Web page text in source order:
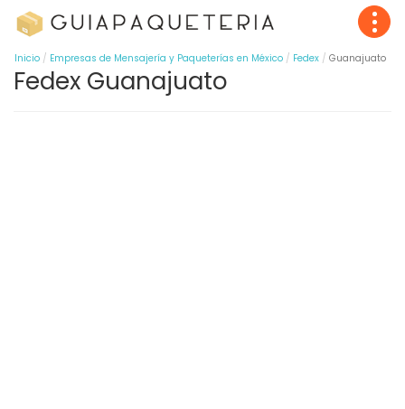
Inicio Empresas de Mensajería y Paqueterías en México Fedex Guanajuato
Fedex Guanajuato